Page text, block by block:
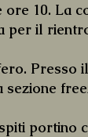
10. La
per il
Presso
portino